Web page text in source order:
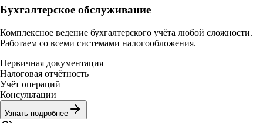
Бухгалтерское обслуживание
Комплексное ведение бухгалтерского учёта любой сложности.
Работаем со всеми системами налогообложения.
Первичная документация
Налоговая отчётность
Учёт операций
Консультации
Узнать подробнее